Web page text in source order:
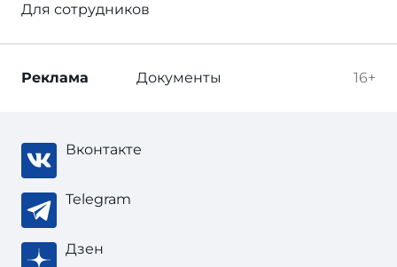
Для сотрудников
16+
Реклама Документы
Вконтакте
Telegram
Дзен